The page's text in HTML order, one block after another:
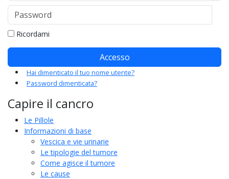
Password
Ricordami
Accesso
Hai dimenticato il tuo nome utente?
Password dimenticata?
Capire il cancro
Le Pillole
Informazioni di base
Vescica e vie urinarie
Le tipologie del tumore
Come agisce il tumore
Le cause